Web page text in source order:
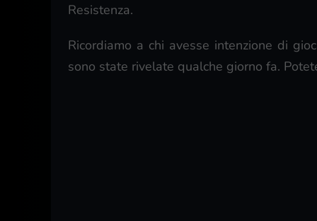
Resistenza.
Ricordiamo a chi avesse intenzione di
sono state rivelate qualche giorno fa.